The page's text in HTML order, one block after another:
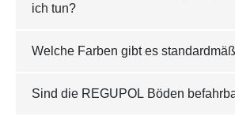
ich tun?
Welche Farben gibt es
Sind die REGUPOL Böden